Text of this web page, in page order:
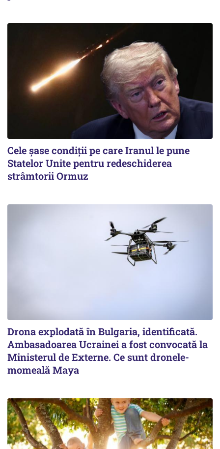
Cele șase condiții pe care Iranul le pune
Statelor Unite pentru redeschiderea
strâmtorii Ormuz
Drona explodată în Bulgaria, identificată.
Ambasadoarea Ucrainei a fost convocată la
Ministerul de Externe. Ce sunt dronele-
momeală Maya